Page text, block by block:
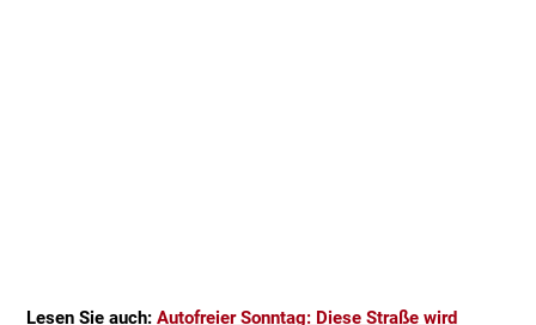
Lesen Sie auch:Autofreier Sonntag: Diese Straße wird